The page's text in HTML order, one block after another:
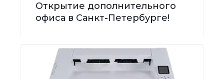
Открытие дополнительного
офиса в Санкт-Петербурге!